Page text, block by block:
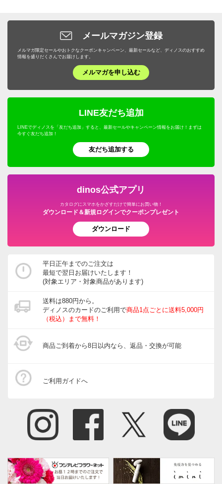
下駄箱/玄関収納
子供部屋/キッズ収納・家具
ホームオフィス家具
仏壇・仏具
サステナブル
サステナブル
ケトル・やかん
包丁・キッチンツール
テーブルクロス・ランチョンマット
キッチン家電・調理家電
キッチンマット
トイレ用品・トイレマット
タオル・スリッパ
生活雑貨・便利グッズ
年中行事用品・季節商品
ダイエット・エクササイズ
機能性シューズ・サンダル
オーラルケア・デンタルケア
機能性ウェア・雑貨
野菜・果物
プロユース
保存食・非常食
敷石・防草シート・芝
プランター・植木鉢・鉢カバー
フラワースタンド・プランタースタンド・花台
エアコン室外機カバー
屋外ゴミ箱/保管庫
温室・ビニール温室
ガーデンアーチ・パーゴラ
ウッドデッキ・ジョイントタイルパネル
ガーデン/ソーラーライト・庭用照明
宅配ボックス・郵便ポスト
ガーデニングウェア
玄関・ガレージ周り
ガーデニングツール・庭手入用品
インテリアフラワー
旅行用便利グッズ
キッズ・ベビー
キャラクターグッズ
ホビー雑貨
アウトドア・カー用品
カーテン・ラグ・ソファカバー
インテリア雑貨・日用品・家電
美容・健康・ダイエット
ガーデニング用品・エクステリア
旅行用品・ホビー・ペット
グルメ・食品
メールマガジン登録
メルマガ限定セールやおトクなクーポンキャンペーン、最新セールなど、ディノスのおすすめ
情報を盛りだくさんでお届けします。
メルマガを申し込む
LINE友だち追加
LINEでディノスを「友だち追加」すると、最新セールやキャンペーン情報をお届け！まずは
今すぐ友だち追加！
友だち追加する
dinos公式アプリ
カタログにスマホをかざすだけで簡単にお買い物！
ダウンロード＆新規ログインでクーポンプレゼント
ダウンロード
平日正午までのご注文は
最短で翌日お届けいたします！
(対象エリア・対象商品があります)
送料は880円から。
ディノスのカードのご利用で商品1点ごとに送料5,000円
（税込）まで無料！
商品ご到着から8日以内なら、返品・交換が可能
ご利用ガイドへ